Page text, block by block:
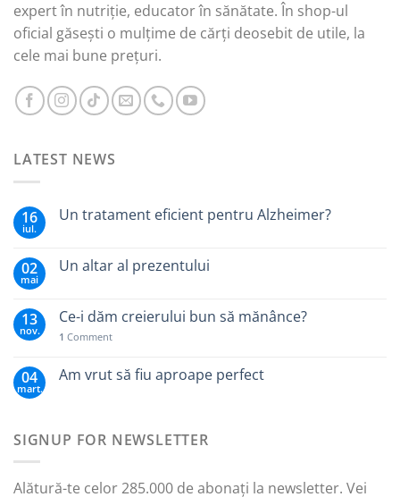
expert în nutriție, educator în sănătate. În shop-ul
oficial găsești o mulțime de cărți deosebit de utile, la
cele mai bune prețuri.
LATEST NEWS
16
iul.
Un tratament eficient pentru Alzheimer?
02
mai
Un altar al prezentului
13
nov.
Ce-i dăm creierului bun să mănânce?
1 Comment
04
mart.
Am vrut să fiu aproape perfect
SIGNUP FOR NEWSLETTER
Alătură-te celor 285.000 de abonați la newsletter. Vei